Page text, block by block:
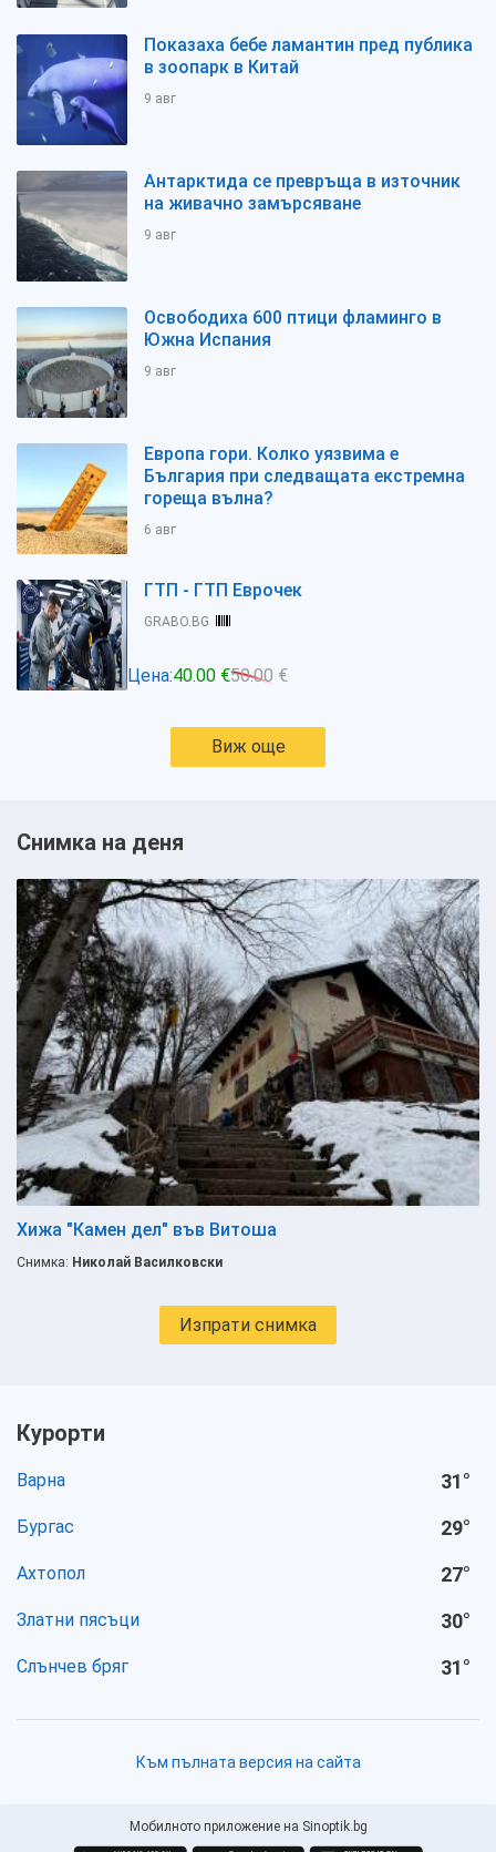
Показаха бебе ламантин пред публика
в зоопарк в Китай
9 авг
Антарктида се превръща в източник
на живачно замърсяване
9 авг
Освободиха 600 птици фламинго в
Южна Испания
9 авг
Европа гори. Колко уязвима е
България при следващата екстремна
гореща вълна?
6 авг
ГТП - ГТП Еврочек
GRABO.BG
Цена:40.00 €50.00 €
Виж още
Снимка на деня
Хижа "Камен дел" във Витоша
Снимка: Николай Василковски
Изпрати снимка
Курорти
Варна 31°
Бургас 29°
Ахтопол 27°
Златни пясъци 30°
Слънчев бряг 31°
Към пълната версия на сайта
Мобилното приложение на Sinoptik.bg